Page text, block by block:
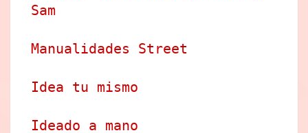
Sam
Manualidades Street
Idea tu mismo
Ideado a mano